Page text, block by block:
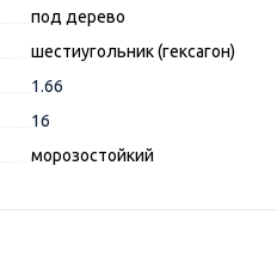
под дерево
шестиугольник (гексагон)
1.66
16
морозостойкий